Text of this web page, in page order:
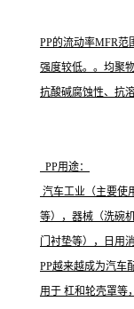
PP的流动率MFR范
强度较低。。均聚
抗酸碱腐蚀性、抗溶
PP用途：
汽车工业（主要使
等），器械（洗碗
门衬垫等），日用
PP越来越成为汽车
用于 杠和轮壳罩等